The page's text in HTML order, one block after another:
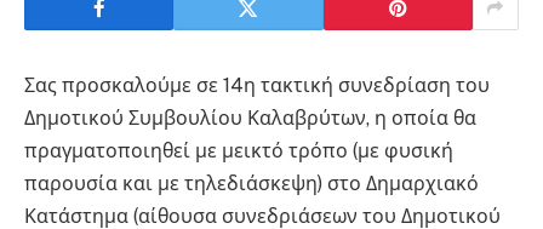
Σας προσκαλούμε σε 14η τακτική συνεδρίαση του
Δημοτικού Συμβουλίου Καλαβρύτων, η οποία θα
πραγματοποιηθεί με μεικτό τρόπο (με φυσική
παρουσία και με τηλεδιάσκεψη) στο Δημαρχιακό
Κατάστημα (αίθουσα συνεδριάσεων του Δημοτικού